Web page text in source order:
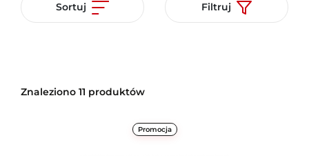
Sortuj Filtruj
Znaleziono 11 produktów
Promocja